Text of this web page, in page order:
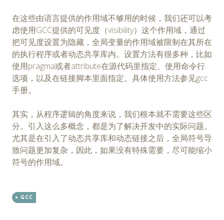
在这些由语言提供的作用域不够用的时候，我们还可以考
虑使用GCC提供的可见度（visibility）这个作用域，通过
把可见度设置为隐藏，全局变量的作用域被限制在其所在
的执行程序或者动态共享库内。设置方法有很多种，比如
使用pragma或者attribute在源代码里指定、使用命令行
选项，以及在链接脚本里面指定。具体使用方法参见gcc
手册。
其实，从程序逻辑的角度来说，我们根本就不需要这些区
分。引入这么多概念，都是为了解决开发中的实际问题。
尤其是在引入了动态共享库和动态链接之后，全局符号导
致问题更加复杂，因此，如果没有特殊需要，尽可能缩小
符号的作用域。
GCC